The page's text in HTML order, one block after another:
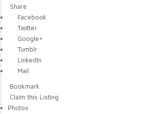
Share
Facebook
Twitter
Google+
Tumblr
LinkedIn
Mail
Bookmark
Claim this Listing
Photos